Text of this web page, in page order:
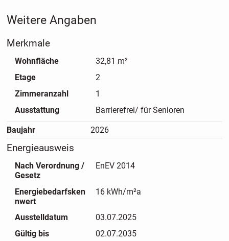
Weitere Angaben
Merkmale
Wohnfläche
32,81 m²
Etage
2
Zimmeranzahl
1
Ausstattung
Barrierefrei/ für Senioren
Baujahr 2026
Energieausweis
Nach Verordnung /
Gesetz
EnEV 2014
Energiebedarfsken
nwert
16 kWh/m²a
Ausstelldatum
03.07.2025
Gültig bis
02.07.2035